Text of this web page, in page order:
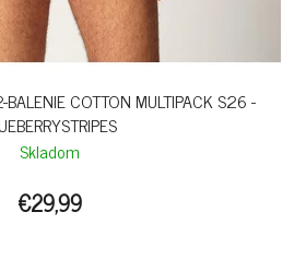
COTTON MULTIPACK S26 -
Skladom
€29,99